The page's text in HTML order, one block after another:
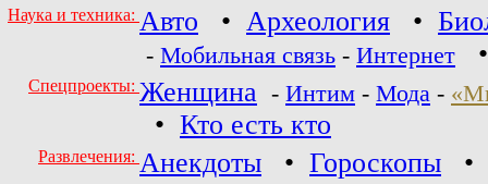
Наука и техника: Авто • Археология •
- Мобильная связь - Интернет
Спецпроекты: Женщина - Интим - Мода -
• Кто есть кто
Развлечения: Анекдоты • Гороскопы •